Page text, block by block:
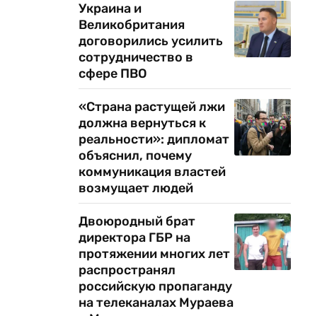
Украина и
Великобритания
договорились усилить
сотрудничество в
сфере ПВО
«Страна растущей лжи
должна вернуться к
реальности»: дипломат
объяснил, почему
коммуникация властей
возмущает людей
Двоюродный брат
директора ГБР на
протяжении многих лет
распространял
российскую пропаганду
на телеканалах Мураева